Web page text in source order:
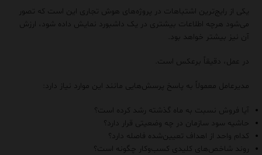
یکی از رایج‌ترین اشتباهات در پروژه‌های هوش تجاری این است که تصور
می‌شود هرچه اطلاعات بیشتری در یک داشبورد نمایش داده شود، ارزش
آن نیز بیشتر خواهد بود.
در عمل، دقیقاً برعکس است.
مدیرعامل معمولاً به پاسخ پرسش‌هایی مانند این موارد نیاز دارد:
آیا فروش نسبت به ماه گذشته رشد کرده است؟
حاشیه سود سازمان در چه وضعیتی قرار دارد؟
کدام واحد از اهداف تعیین‌شده فاصله دارد؟
روند شاخص‌های کلیدی کسب‌وکار چگونه است؟